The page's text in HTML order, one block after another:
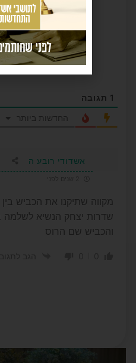
1 תגובה
החדשות ביותר
אשדודי רובע ה
מקווה שתיקנו את הכביש
שדרות יצחק הנשיא לשלמה
והכביש שם הרוס